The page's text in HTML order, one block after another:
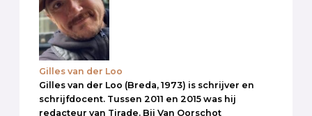
Gilles van der Loo
Gilles van der Loo (Breda, 1973) is schrijver en
schrijfdocent. Tussen 2011 en 2015 was hij
redacteur van Tirade. Bij Van Oorschot